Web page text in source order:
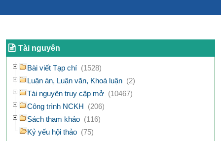
Tài nguyên
Bài viết Tạp chí (1528)
Luận án, Luận văn, Khoá luận (2)
Tài nguyên truy cập mở (10467)
Công trình NCKH (206)
Sách tham khảo (116)
Kỷ yếu hội thảo (75)